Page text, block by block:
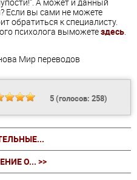
Если вы сами не можете
обратиться к специалисту.
психолога выможетездесь
Мир переводов
5(голосов: 258)
О... >>